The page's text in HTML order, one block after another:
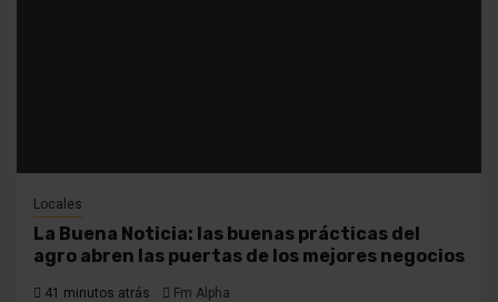
Locales
La Buena Noticia: las buenas prácticas del
agro abren las puertas de los mejores negocios
41 minutos atrás Fm Alpha